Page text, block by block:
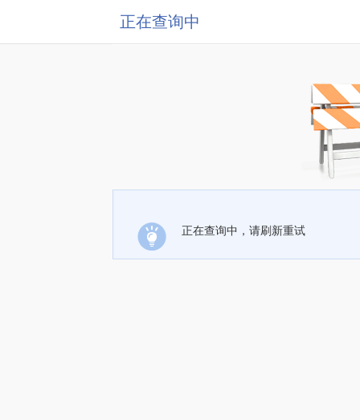
正在查询中
正在查询中，请刷新重试